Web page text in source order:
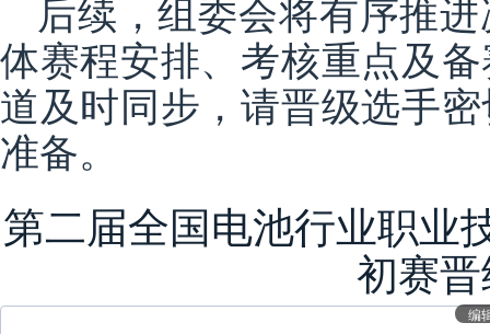
后续，组委会将有序推
体赛程安排、考核重点及
道及时同步，请晋级选手
准备。
第二届全国电池行业职业
初赛
编